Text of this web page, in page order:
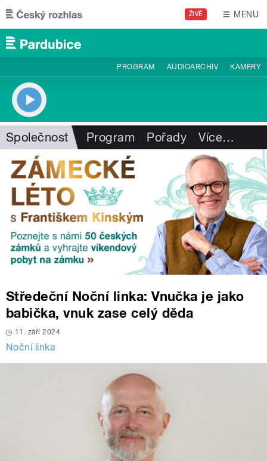
Přejít k hlavnímu obsahu
ŽIVĚ MENU
PROGRAM AUDIOARCHIV KAMERY
Společnost Program Pořady Více…
Středeční Noční linka: Vnučka je jako
babička, vnuk zase celý děda
11. září 2024
Noční linka